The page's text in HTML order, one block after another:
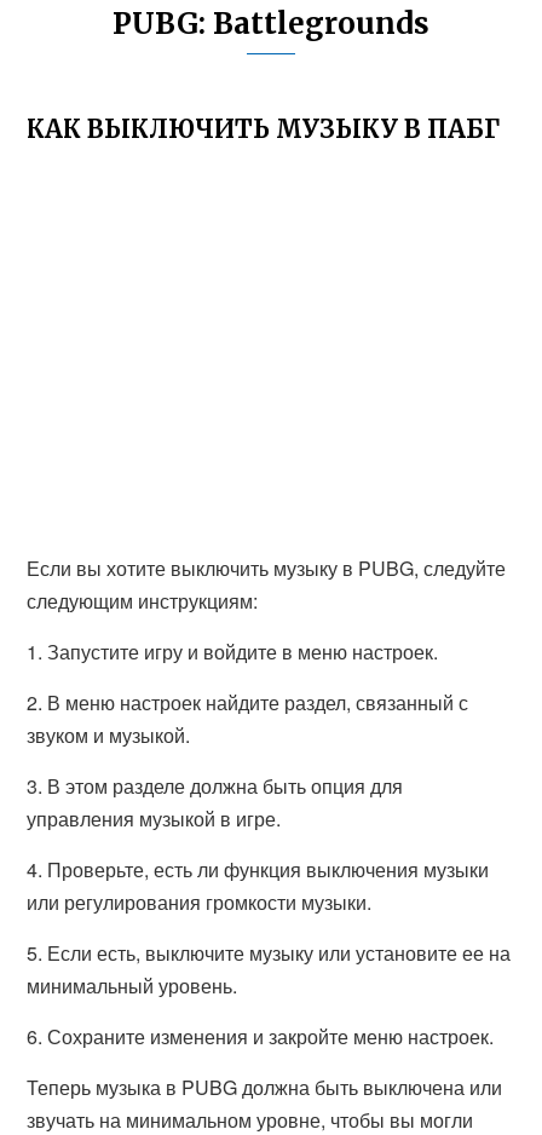
PUBG: Battlegrounds
КАК ВЫКЛЮЧИТЬ МУЗЫКУ В ПАБГ
Если вы хотите выключить музыку в PUBG, следуйте
следующим инструкциям:
1. Запустите игру и войдите в меню настроек.
2. В меню настроек найдите раздел, связанный с
звуком и музыкой.
3. В этом разделе должна быть опция для
управления музыкой в игре.
4. Проверьте, есть ли функция выключения музыки
или регулирования громкости музыки.
5. Если есть, выключите музыку или установите ее на
минимальный уровень.
6. Сохраните изменения и закройте меню настроек.
Теперь музыка в PUBG должна быть выключена или
звучать на минимальном уровне, чтобы вы могли